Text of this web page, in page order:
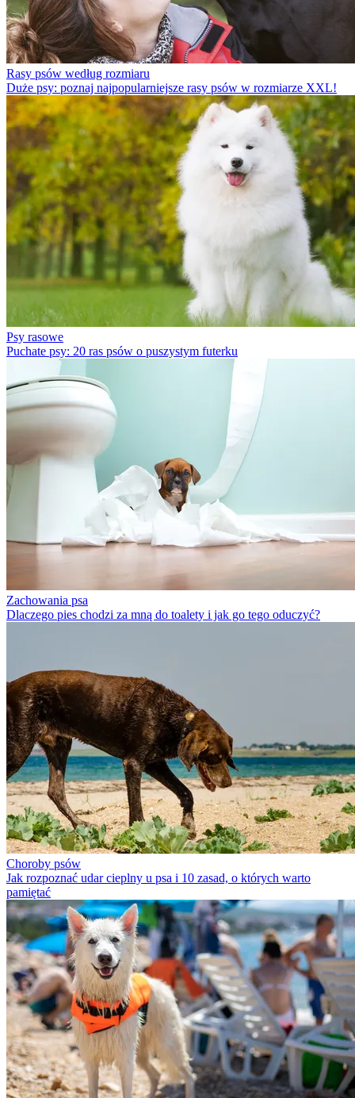
Rasy psów według rozmiaru
Duże psy: poznaj najpopularniejsze rasy psów w rozmiarze XXL!
Psy rasowe
Puchate psy: 20 ras psów o puszystym futerku
Zachowania psa
Dlaczego pies chodzi za mną do toalety i jak go tego oduczyć?
Choroby psów
Jak rozpoznać udar cieplny u psa i 10 zasad, o których warto
pamiętać